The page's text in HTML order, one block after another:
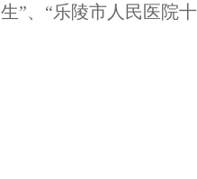
生”、“乐陵市人民医院